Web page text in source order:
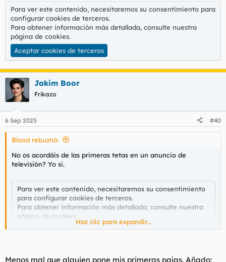
Para ver este contenido, necesitaremos su consentimiento para
configurar cookies de terceros.
Para obtener información más detallada, consulte nuestra
página de cookies.
Aceptar cookies de terceros
Jakim Boor
Frikazo
6 Sep 2025 #40
Blood rebuznó:
No os acordáis de las primeras tetas en un anuncio de
televisión? Yo si.
Para ver este contenido, necesitaremos su consentimiento
para configurar cookies de terceros.
Para obtener información más detallada, consulte nuestra
página de cookies
Aceptar cookies de terceros
Haz clic para expandir...
Menos mal que alguien pone mis primeras pajas. Añado: